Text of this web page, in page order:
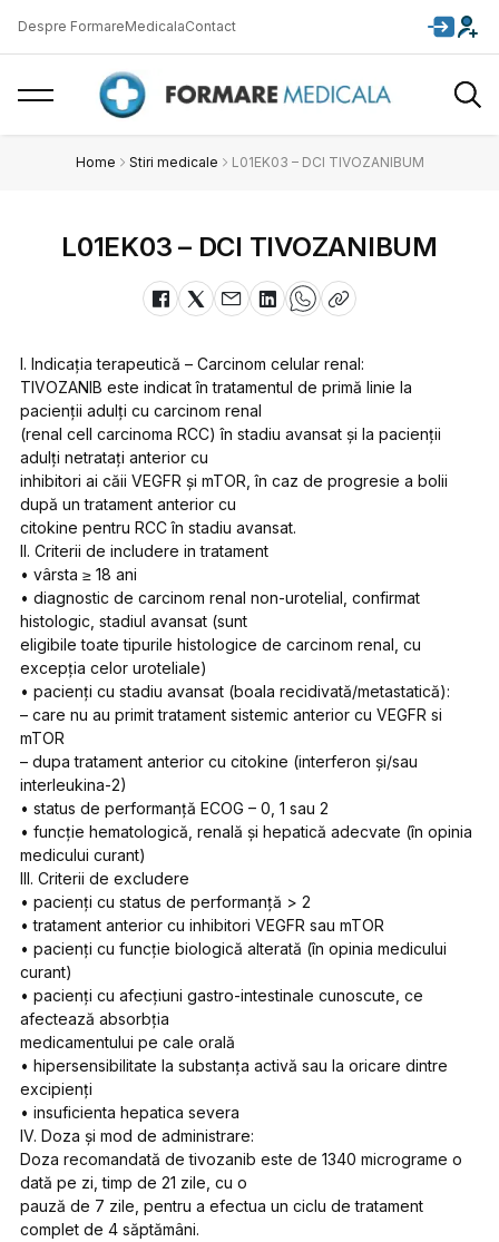
Despre FormareMedicalaContact
Home Stiri medicale L01EK03 – DCI TIVOZANIBUM
L01EK03 – DCI TIVOZANIBUM
I. Indicația terapeutică – Carcinom celular renal:
TIVOZANIB este indicat în tratamentul de primă linie la
pacienții adulți cu carcinom renal
(renal cell carcinoma RCC) în stadiu avansat și la pacienții
adulți netratați anterior cu
inhibitori ai căii VEGFR și mTOR, în caz de progresie a bolii
după un tratament anterior cu
citokine pentru RCC în stadiu avansat.
II. Criterii de includere in tratament
• vârsta ≥ 18 ani
• diagnostic de carcinom renal non-urotelial, confirmat
histologic, stadiul avansat (sunt
eligibile toate tipurile histologice de carcinom renal, cu
excepția celor uroteliale)
• pacienți cu stadiu avansat (boala recidivată/metastatică):
– care nu au primit tratament sistemic anterior cu VEGFR si
mTOR
– dupa tratament anterior cu citokine (interferon și/sau
interleukina-2)
• status de performanță ECOG – 0, 1 sau 2
• funcție hematologică, renală și hepatică adecvate (în opinia
medicului curant)
III. Criterii de excludere
• pacienți cu status de performanță > 2
• tratament anterior cu inhibitori VEGFR sau mTOR
• pacienți cu funcție biologică alterată (în opinia medicului
curant)
• pacienți cu afecțiuni gastro-intestinale cunoscute, ce
afectează absorbția
medicamentului pe cale orală
• hipersensibilitate la substanța activă sau la oricare dintre
excipienți
• insuficienta hepatica severa
IV. Doza și mod de administrare:
Doza recomandată de tivozanib este de 1340 micrograme o
dată pe zi, timp de 21 zile, cu o
pauză de 7 zile, pentru a efectua un ciclu de tratament
complet de 4 săptămâni.